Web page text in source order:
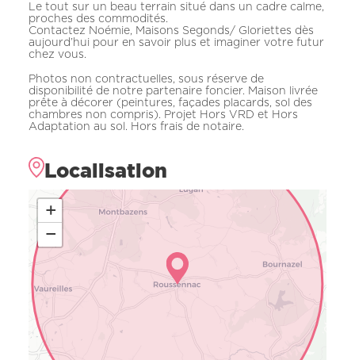
Le tout sur un beau terrain situé dans un cadre calme,
proches des commodités.
Contactez Noémie, Maisons Segonds/ Gloriettes dès
aujourd’hui pour en savoir plus et imaginer votre futur
chez vous.
Photos non contractuelles, sous réserve de
disponibilité de notre partenaire foncier. Maison livrée
prête à décorer (peintures, façades placards, sol des
chambres non compris). Projet Hors VRD et Hors
Adaptation au sol. Hors frais de notaire.
Localisation
+
−